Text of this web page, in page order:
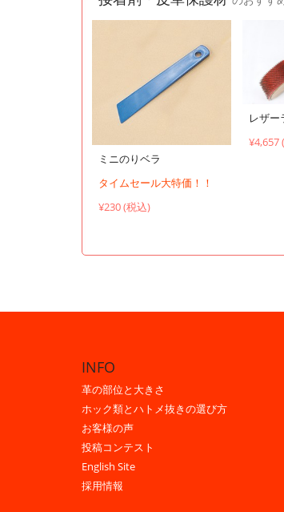
ミニのりベラ
タイムセール大特価！！
¥230 (税込)
レザー
¥4,657
INFO
革の部位と大きさ
ホック類とハトメ抜きの選び方
お客様の声
投稿コンテスト
English Site
採用情報